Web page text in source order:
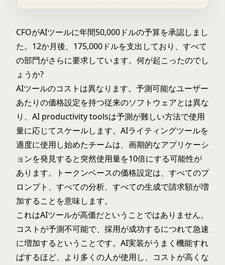
CFOがAIツールに年間50,000ドルの予算を承認しまし
た。12か月後、175,000ドルを支出しており、すべて
の部門がさらに要求しています。何が起こったのでし
ょうか?
AIツールのコストは異なります。予測可能なユーザー
あたりの価格設定を持つ従来のソフトウェアとは異な
り、 AI productivity toolsは予測が難しい方法で使用
量に応じてスケールします。AIライティングツールを
適度に使用し始めたチームは、画期的なアプリケーシ
ョンを発見すると突然使用量を10倍にする可能性が
あります。トークンベースの価格設定は、すべてのプ
ロンプト、すべての分析、すべての生成で請求額が増
加することを意味します。
これはAIツールが高価だということではありません。
コストが予測不可能で、採用が成功するにつれて急速
に増加するということです。AI実装がうまく機能すれ
ばするほど、より多くの人が使用し、コストが高くな